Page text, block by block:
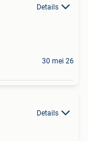
Details
30 mei 26
Details